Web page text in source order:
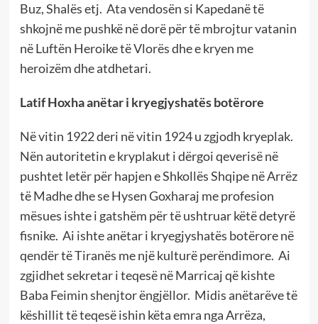
Buz, Shalës etj. Ata vendosën si Kapedanë të
shkojnë me pushkë në dorë për të mbrojtur vatanin
në Luftën Heroike të Vlorës dhe e kryen me
heroizëm dhe atdhetari.
Latif Hoxha anëtar i kryegjyshatës botërore
Në vitin 1922 deri në vitin 1924 u zgjodh kryeplak.
Nën autoritetin e kryplakut i dërgoi qeverisë në
pushtet letër për hapjen e Shkollës Shqipe në Arrëz
të Madhe dhe se Hysen Goxharaj me profesion
mësues ishte i gatshëm për të ushtruar këtë detyrë
fisnike. Ai ishte anëtar i kryegjyshatës botërore në
qendër të Tiranës me një kulturë perëndimore. Ai
zgjidhet sekretar i teqesë në Marricaj që kishte
Baba Feimin shenjtor ëngjëllor. Midis anëtarëve të
këshillit të teqesë ishin këta emra nga Arrëza,